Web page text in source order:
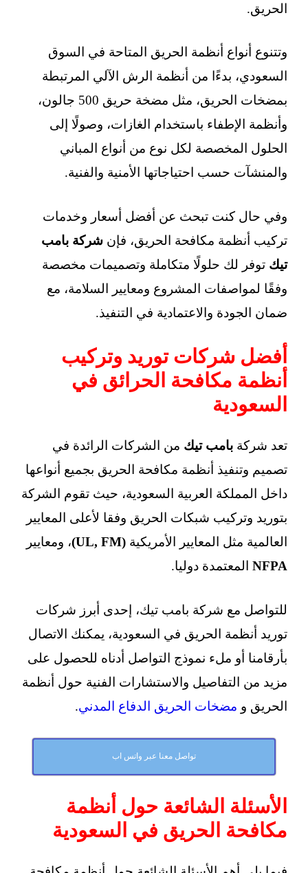
الحريق.
وتتنوع أنواع أنظمة الحريق المتاحة في السوق
السعودي، بدءًا من أنظمة الرش الآلي المرتبطة
بمضخات الحريق، مثل مضخة حريق 500 جالون،
وأنظمة الإطفاء باستخدام الغازات، وصولًا إلى
الحلول المخصصة لكل نوع من أنواع المباني
والمنشآت حسب احتياجاتها الأمنية والفنية.
وفي حال كنت تبحث عن أفضل أسعار وخدمات
تركيب أنظمة مكافحة الحريق، فإن شركة بامب
تيك توفر لك حلولًا متكاملة وتصميمات مخصصة
وفقًا لمواصفات المشروع ومعايير السلامة، مع
ضمان الجودة والاعتمادية في التنفيذ.
أفضل شركات توريد وتركيب
أنظمة مكافحة الحرائق في
السعودية
تعد شركة بامب تيك من الشركات الرائدة في
تصميم وتنفيذ أنظمة مكافحة الحريق بجميع أنواعها
داخل المملكة العربية السعودية، حيث تقوم الشركة
بتوريد وتركيب شبكات الحريق وفقا لأعلى المعايير
العالمية مثل المعايير الأمريكية (UL, FM)
، ومعايير
NFPA المعتمدة دوليا.
للتواصل مع شركة بامب تيك، إحدى أبرز شركات
توريد أنظمة الحريق في السعودية، يمكنك الاتصال
بأرقامنا أو ملء نموذج التواصل أدناه للحصول على
مزيد من التفاصيل والاستشارات الفنية حول أنظمة
الحريق و مضخات الحريق الدفاع المدني.
تواصل معنا عبر واتس اب
الأسئلة الشائعة حول أنظمة
مكافحة الحريق في السعودية